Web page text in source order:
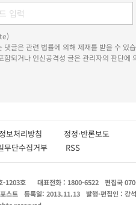
글은 관련 법률에 의해 제재를 받을 수 있
되거나 인신공격성 글은 관리자의 판단에
정보처리방침 정정·반론보도
무단수집거부 RSS
-1203호 대표전화 : 1800-6522 편집국
스트 등록일: 2013.11.13 발행·편집인 : 강